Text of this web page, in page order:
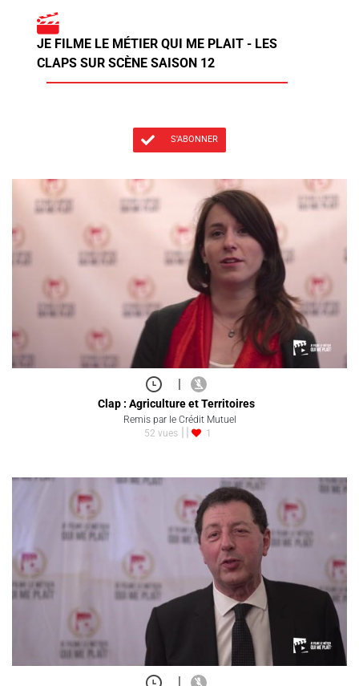
JE FILME LE MÉTIER QUI ME PLAIT - LES
CLAPS SUR SCÈNE SAISON 12
S'ABONNER
|
Clap : Agriculture et Territoires
Remis par le Crédit Mutuel
52 vues
1
|